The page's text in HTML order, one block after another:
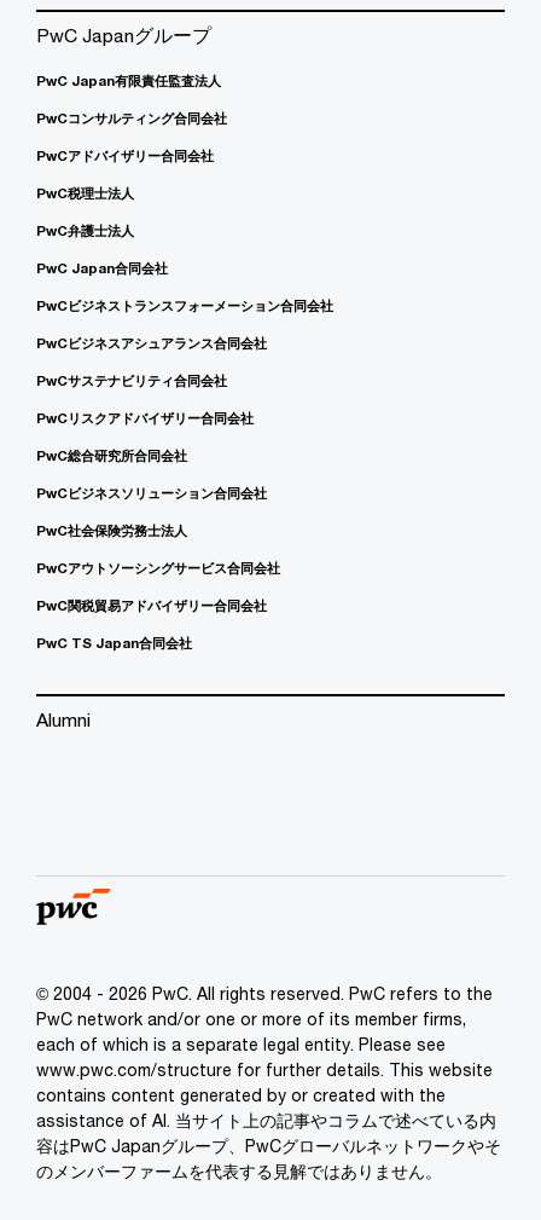
PwC Japanグループ
PwC Japan有限責任監査法人
PwCコンサルティング合同会社
PwCアドバイザリー合同会社
PwC税理士法人
PwC弁護士法人
PwC Japan合同会社
PwCビジネストランスフォーメーション合同会社
PwCビジネスアシュアランス合同会社
PwCサステナビリティ合同会社
PwCリスクアドバイザリー合同会社
PwC総合研究所合同会社
PwCビジネスソリューション合同会社
PwC社会保険労務士法人
PwCアウトソーシングサービス合同会社
PwC関税貿易アドバイザリー合同会社
PwC TS Japan合同会社
Alumni
© 2004 - 2026 PwC. All rights reserved. PwC refers to the
PwC network and/or one or more of its member firms,
each of which is a separate legal entity. Please see
www.pwc.com/structure for further details. This website
contains content generated by or created with the
assistance of AI. 当サイト上の記事やコラムで述べている内
容はPwC Japanグループ、PwCグローバルネットワークやそ
のメンバーファームを代表する見解ではありません。